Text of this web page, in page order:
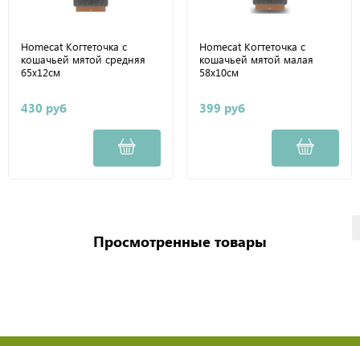
Homecat Когтеточка с
кошачьей мятой средняя
65x12см
430 руб
Homecat Когтеточка с
кошачьей мятой малая
58x10см
399 руб
Просмотренные товары